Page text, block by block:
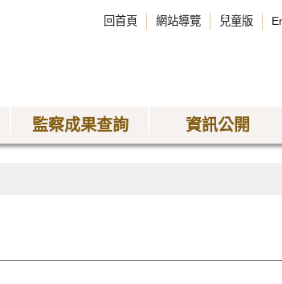
回首頁 網站導覽 兒童版
監察成果查詢 資訊公開